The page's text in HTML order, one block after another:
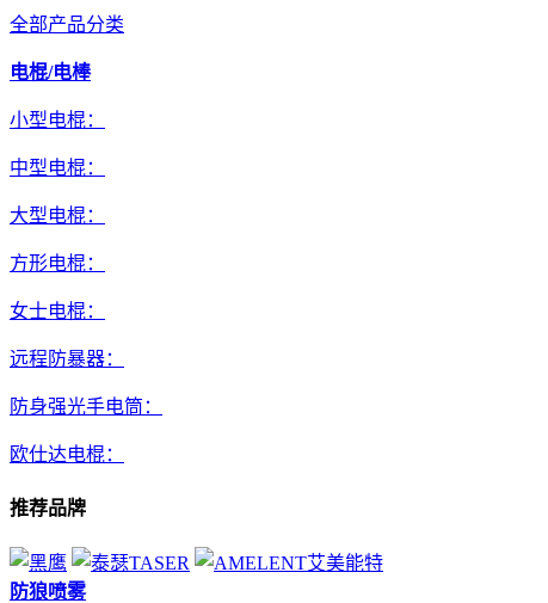
全部产品分类
电棍/电棒
小型电棍：
中型电棍：
大型电棍：
方形电棍：
女士电棍：
远程防暴器：
防身强光手电筒：
欧仕达电棍：
推荐品牌
防狼喷雾